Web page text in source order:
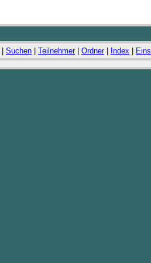
Suchen Teilnehmer| Ordner| Index